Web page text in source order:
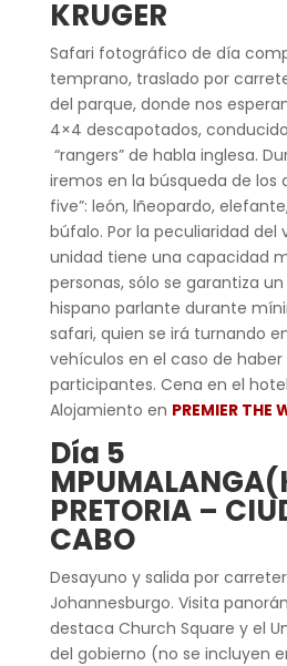
KRUGER
Safari fotográfico de día
temprano, traslado por
del parque, donde nos
4×4 descapotados,
“rangers” de habla inglesa.
iremos en la búsqueda de los
five”: león, lñeopardo,
búfalo. Por la peculiaridad del
unidad tiene una capacidad
personas, sólo se garantiza
hispano parlante durante
safari, quien se irá turnando
vehículos en el caso de haber
participantes. Cena en el
Alojamiento en PREMIER THE
Día 5
PRETORIA –
CABO
Desayuno y salida por
Johannesburgo. Visita
destaca Church Square y el
del gobierno (no se incluyen